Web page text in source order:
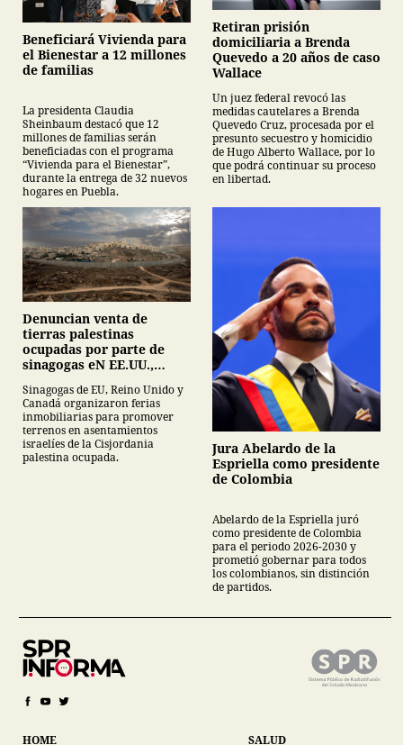
Beneficiará Vivienda para
el Bienestar a 12 millones
de familias
La presidenta Claudia
Sheinbaum destacó que 12
millones de familias serán
beneficiadas con el programa
“Vivienda para el Bienestar”,
durante la entrega de 32 nuevos
hogares en Puebla.
Retiran prisión
domiciliaria a Brenda
Quevedo a 20 años de caso
Wallace
Un juez federal revocó las
medidas cautelares a Brenda
Quevedo Cruz, procesada por el
presunto secuestro y homicidio
de Hugo Alberto Wallace, por lo
que podrá continuar su proceso
en libertad.
Denuncian venta de
tierras palestinas
ocupadas por parte de
sinagogas eN EE.UU.,
Sinagogas de EU, Reino Unido y
Canadá organizaron ferias
inmobiliarias para promover
terrenos en asentamientos
israelíes de la Cisjordania
palestina ocupada.
Jura Abelardo de la
Espriella como presidente
de Colombia
Abelardo de la Espriella juró
como presidente de Colombia
para el periodo 2026-2030 y
prometió gobernar para todos
los colombianos, sin distinción
de partidos.
HOME SALUD